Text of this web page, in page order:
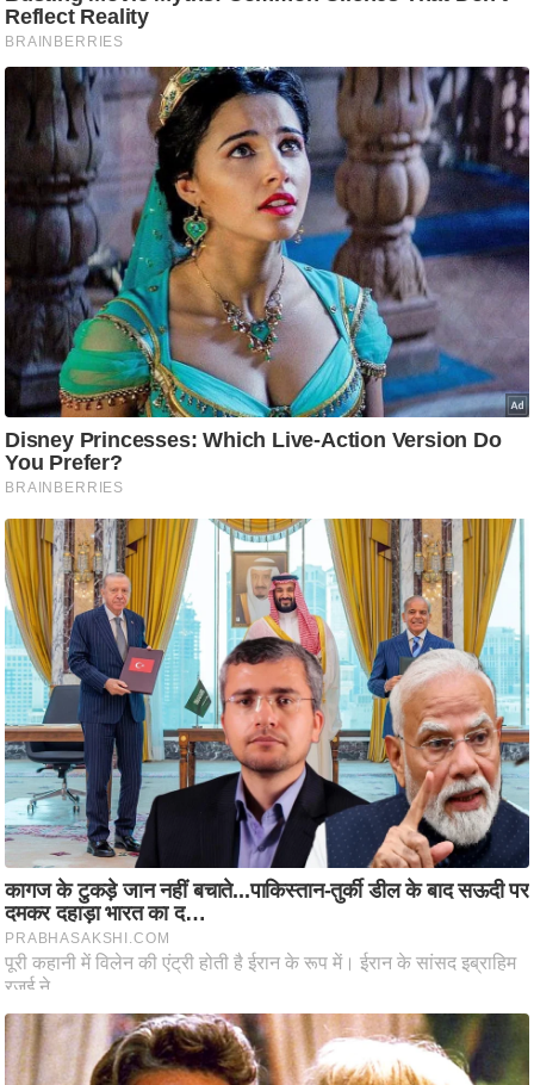
.
आ
.
आ
ई
चा
प
र
स
मी
क्षा
ध
र्म
ज्यो
ति
ष
प्र
भु
म
हि
मा
/
ध
र्म
स्थ
ल
व्र
त
हा
र